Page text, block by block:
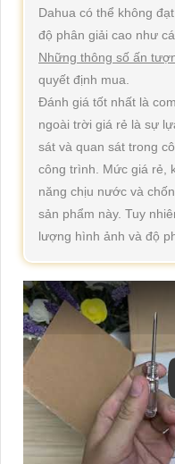
Dahua có thể không
độ phân giải cao như
Những thông số ấn
quyết định mua.
Đánh giá tốt nhất là
ngoài trời giá rẻ là sự
sát và quan sát trong
công trình. Mức giá rẻ,
năng chịu nước và
sản phẩm này. Tuy
lượng hình ảnh và độ